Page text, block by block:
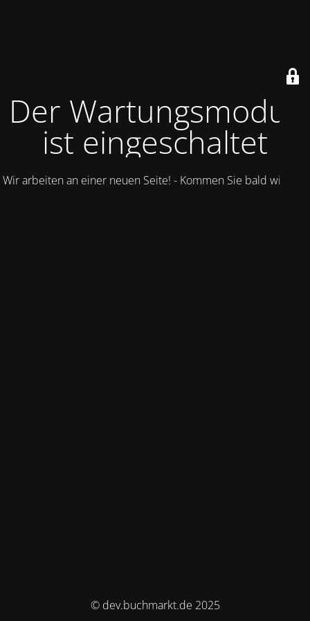
Der Wartungsmodus
ist eingeschaltet
Wir arbeiten an einer neuen Seite! - Kommen Sie bald wieder.
© dev.buchmarkt.de 2025